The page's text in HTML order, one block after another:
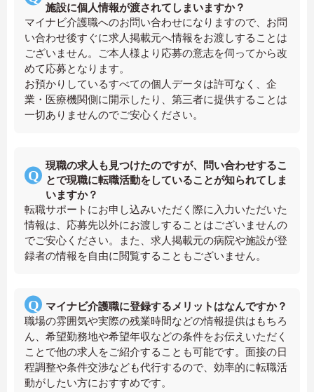
施設に個人情報が渡されてしまいますか？
マイナビ介護職へのお問い合わせになりますので、お問
い合わせ後すぐに求人掲載元へ情報をお渡しすることは
ございません。ご本人様より応募の意志を伺ってから改
めて応募となります。
お預かりしているすべての個人データは許可なく、企
業・医療機関側に開示したり、第三者に提供することは
一切ありませんのでご安心ください。
現職の求人も見つけたのですが、問い合わせするこ
とで現職に転職活動をしていることが知られてしま
いますか？
転職サポートにお申し込みいただく際に入力いただいた
情報は、応募先以外にお渡しすることはございませんの
でご安心ください。また、求人掲載元の病院や施設が登
録者の情報を自由に閲覧することもございません。
マイナビ介護職に登録するメリットはなんですか？
職場の雰囲気や実際の残業時間などの情報提供はもちろ
ん、希望勤務地や希望年収などの条件をお伝えいただく
ことで他の求人をご紹介することも可能です。面接の日
程調整や条件交渉なども代行するので、効率的に転職活
動がしたい方におすすめです。